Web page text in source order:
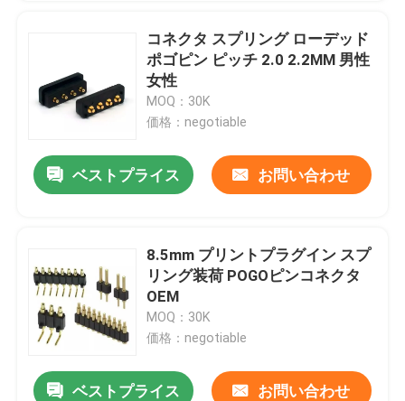
家
私達について
コネクタ スプリング ローデッド
ポゴピン ピッチ 2.0 2.2MM 男性
女性
MOQ：30K
価格：negotiable
ベストプライス お問い合わせ
8.5mm プリントプラグイン スプ
リング装荷 POGOピンコネクタ
OEM
MOQ：30K
価格：negotiable
ベストプライス お問い合わせ